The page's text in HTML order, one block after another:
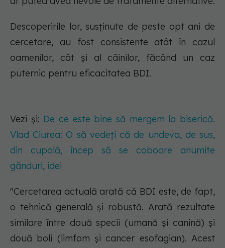
Descoperirile lor, susținute de peste opt ani de
cercetare, au fost consistente atât în cazul
oamenilor, cât și al câinilor, făcând un caz
puternic pentru eficacitatea BDI.
Vezi și: De ce este bine să mergem la biserică.
Vlad Ciurea: O să vedeți că de undeva, de sus,
din cupolă, încep să se coboare anumite
gânduri, idei
"Cercetarea actuală arată că BDI este, de fapt,
o tehnică generală și robustă. Arată rezultate
similare între două specii (umană și canină) și
două boli (limfom și cancer esofagian). Acest